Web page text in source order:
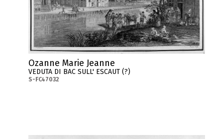
Ozanne Marie Jeanne
VEDUTA DI BAC SULL' ESCAUT (?)
S-FC47032